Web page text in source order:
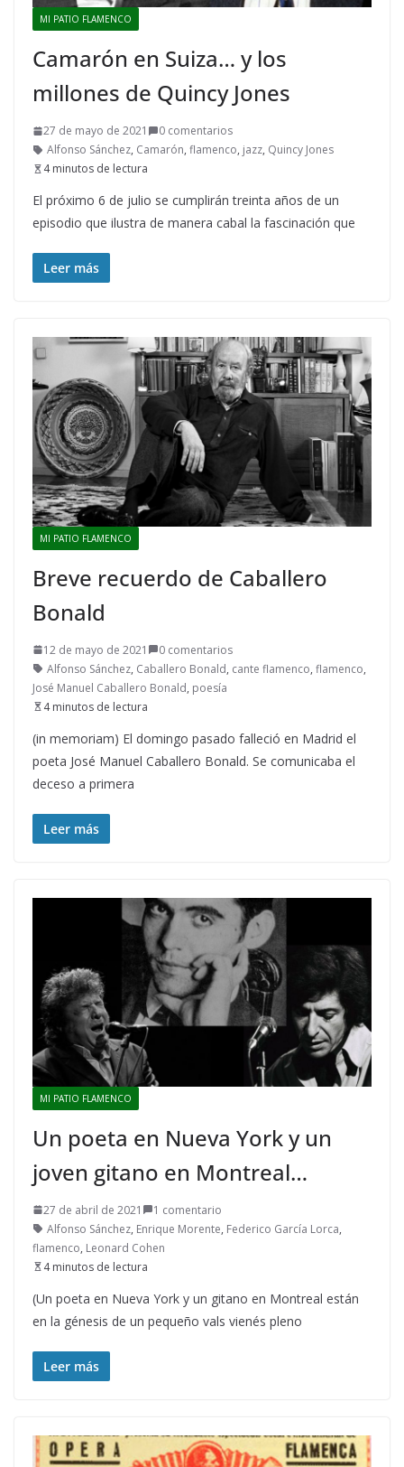
MI PATIO FLAMENCO
Camarón en Suiza… y los
millones de Quincy Jones
27 de mayo de 2021
0 comentarios
Alfonso Sánchez, Camarón, flamenco, jazz, Quincy Jones
4 minutos de lectura
El próximo 6 de julio se cumplirán treinta años de un
episodio que ilustra de manera cabal la fascinación que
Leer más
MI PATIO FLAMENCO
Breve recuerdo de Caballero
Bonald
12 de mayo de 2021
0 comentarios
Alfonso Sánchez, Caballero Bonald, cante flamenco, flamenco,
José Manuel Caballero Bonald, poesía
4 minutos de lectura
(in memoriam) El domingo pasado falleció en Madrid el
poeta José Manuel Caballero Bonald. Se comunicaba el
deceso a primera
Leer más
MI PATIO FLAMENCO
Un poeta en Nueva York y un
joven gitano en Montreal…
27 de abril de 2021
1 comentario
Alfonso Sánchez, Enrique Morente, Federico García Lorca,
flamenco, Leonard Cohen
4 minutos de lectura
(Un poeta en Nueva York y un gitano en Montreal están
en la génesis de un pequeño vals vienés pleno
Leer más